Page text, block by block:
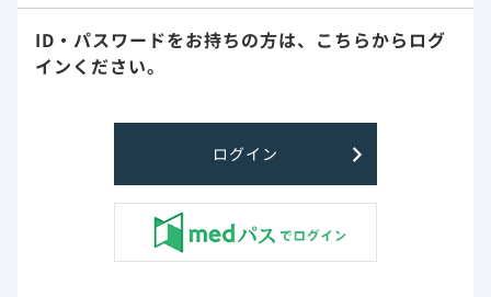
代わるものではございません。
ID・パスワードをお持ちの方は、 こちらからログ
インください。
ログイン